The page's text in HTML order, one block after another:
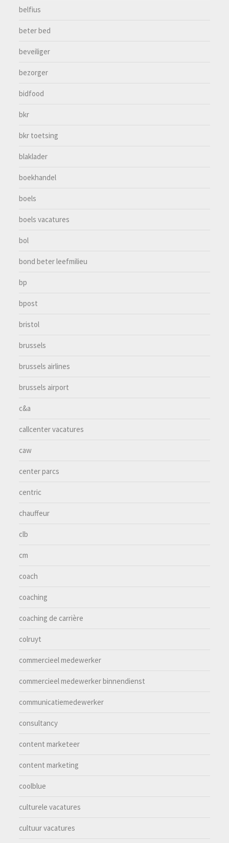
belfius
beter bed
beveiliger
bezorger
bidfood
bkr
bkr toetsing
blaklader
boekhandel
boels
boels vacatures
bol
bond beter leefmilieu
bp
bpost
bristol
brussels
brussels airlines
brussels airport
c&a
callcenter vacatures
caw
center parcs
centric
chauffeur
clb
cm
coach
coaching
coaching de carrière
colruyt
commercieel medewerker
commercieel medewerker binnendienst
communicatiemedewerker
consultancy
content marketeer
content marketing
coolblue
culturele vacatures
cultuur vacatures